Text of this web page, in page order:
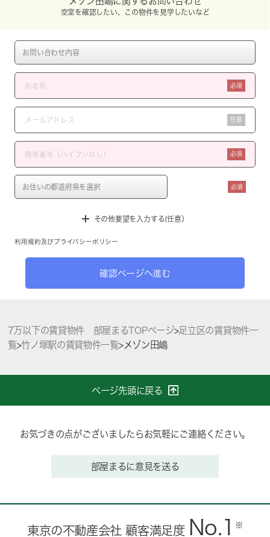
空室を確認したい、この物件を見学したいなど
必須
任意
必須
必須
その他要望を入力する(任意）
利用規約 及び プライバシーポリシー
確認ページへ進む
7万以下の賃貸物件 部屋まるTOPページ>足立区の賃貸物件一
覧>竹ノ塚駅の賃貸物件一覧>メゾン田嶋
ページ先頭に戻る
お気づきの点がございましたらお気軽にご連絡ください。
部屋まるに意見を送る
東京の不動産会社 顧客満足度 No.1 ※